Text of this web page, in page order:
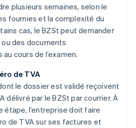
plusieurs semaines, selon le
fournies et la complexité du
cas, le BZSt peut demander
des documents
cours de l’examen.
de TVA
le dossier est validé reçoivent
délivré par le BZSt par courrier. À
l’entreprise doit faire
de TVA sur ses factures et